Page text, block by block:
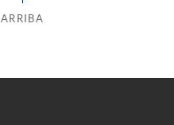
ARRIBA